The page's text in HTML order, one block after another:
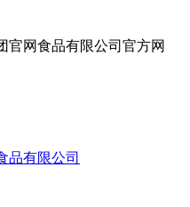
官网食品有限公司官方网